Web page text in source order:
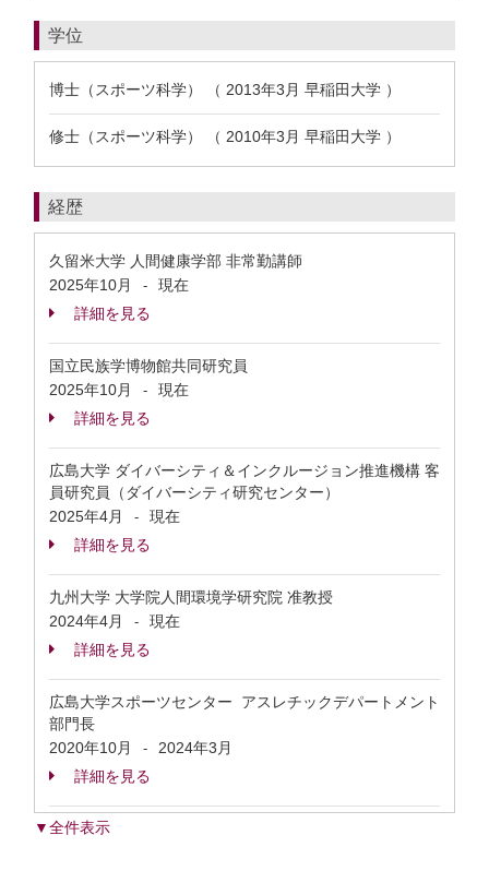
学位
博士（スポーツ科学） （ 2013年3月 早稲田大学 ）
修士（スポーツ科学） （ 2010年3月 早稲田大学 ）
経歴
久留米大学 人間健康学部 非常勤講師
2025年10月
-
現在
詳細を見る
国立民族学博物館共同研究員
2025年10月
-
現在
詳細を見る
広島大学 ダイバーシティ＆インクルージョン推進機構 客
員研究員（ダイバーシティ研究センター）
2025年4月
-
現在
詳細を見る
九州大学 大学院人間環境学研究院 准教授
2024年4月
-
現在
詳細を見る
広島大学スポーツセンター アスレチックデパートメント
部門長
2020年10月
-
2024年3月
詳細を見る
▼全件表示